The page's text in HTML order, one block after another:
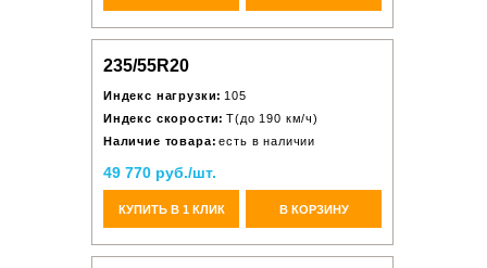
235/55R20
Индекс нагрузки: 105
Индекс скорости: T(до 190 км/ч)
Наличие товара: есть в наличии
49 770 руб./шт.
КУПИТЬ В 1 КЛИК В КОРЗИНУ